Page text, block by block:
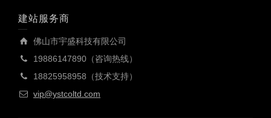
建站服务商
佛山市宇盛科技有限公司
19886147890（咨询热线）
18825958958（技术支持）
vip@ystcoltd.com